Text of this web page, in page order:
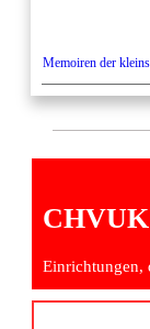
Memoiren der
Einrichtungen,